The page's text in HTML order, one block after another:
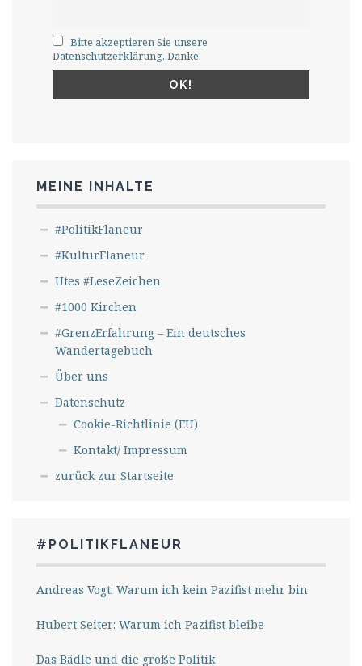
Bitte akzeptieren Sie unsere
Datenschutzerklärung. Danke.
MEINE INHALTE
#PolitikFlaneur
#KulturFlaneur
Utes #LeseZeichen
#1000 Kirchen
#GrenzErfahrung – Ein deutsches
Wandertagebuch
Über uns
Datenschutz
Cookie-Richtlinie (EU)
Kontakt/ Impressum
zurück zur Startseite
#POLITIKFLANEUR
Andreas Vogt: Warum ich kein Pazifist mehr bin
Hubert Seiter: Warum ich Pazifist bleibe
Das Bädle und die große Politik